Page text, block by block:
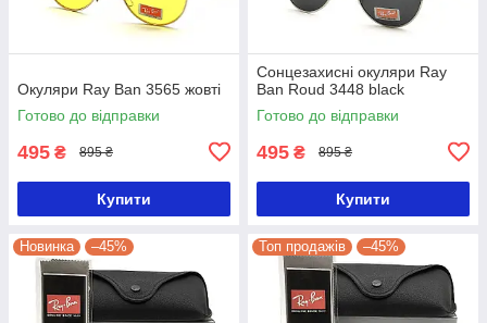
Окуляри Ray Ban 3565 жовті
Готово до відправки
495 ₴ 895 ₴
Купити
Сонцезахисні окуляри Ray
Ban Roud 3448 black
Готово до відправки
495 ₴ 895 ₴
Купити
Новинка –45% Топ продажів –45%